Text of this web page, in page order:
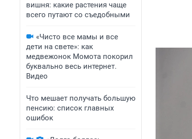
вишня: какие растения чаще
всего путают со съедобными
«Чисто все мамы и все
дети на свете»: как
медвежонок Момота покорил
буквально весь интернет.
Видео
Что мешает получать большую
пенсию: список главных
ошибок